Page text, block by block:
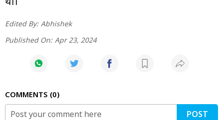
Edited By: Abhishek
Published On: Apr 23, 2024
COMMENTS 0
POST